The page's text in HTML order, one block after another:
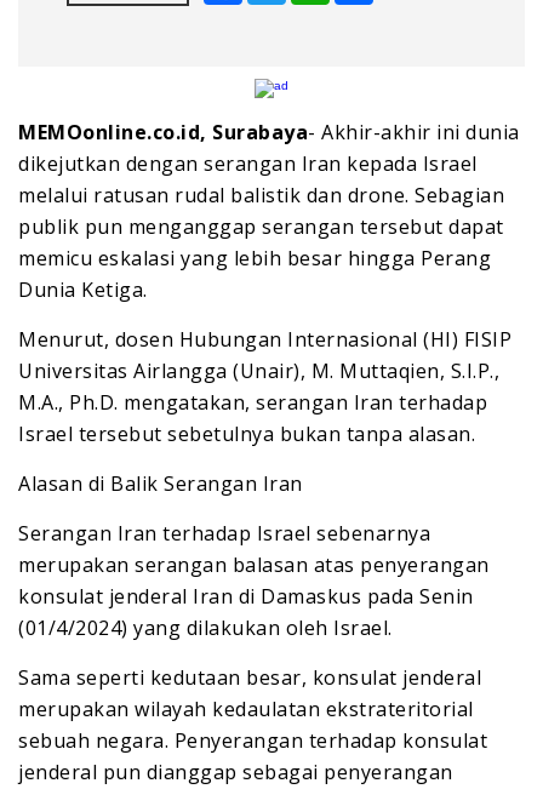
MEMOonline.co.id, Surabaya- Akhir-akhir ini dunia
dikejutkan dengan serangan Iran kepada Israel
melalui ratusan rudal balistik dan drone. Sebagian
publik pun menganggap serangan tersebut dapat
memicu eskalasi yang lebih besar hingga Perang
Dunia Ketiga.
Menurut, dosen Hubungan Internasional (HI) FISIP
Universitas Airlangga (Unair), M. Muttaqien, S.I.P.,
M.A., Ph.D. mengatakan, serangan Iran terhadap
Israel tersebut sebetulnya bukan tanpa alasan.
Alasan di Balik Serangan Iran
Serangan Iran terhadap Israel sebenarnya
merupakan serangan balasan atas penyerangan
konsulat jenderal Iran di Damaskus pada Senin
(01/4/2024) yang dilakukan oleh Israel.
Sama seperti kedutaan besar, konsulat jenderal
merupakan wilayah kedaulatan ekstrateritorial
sebuah negara. Penyerangan terhadap konsulat
jenderal pun dianggap sebagai penyerangan